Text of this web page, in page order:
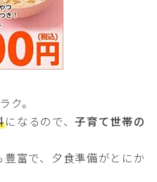
ク。
になるので、子育て世帯の
富で、夕食準備がとにか